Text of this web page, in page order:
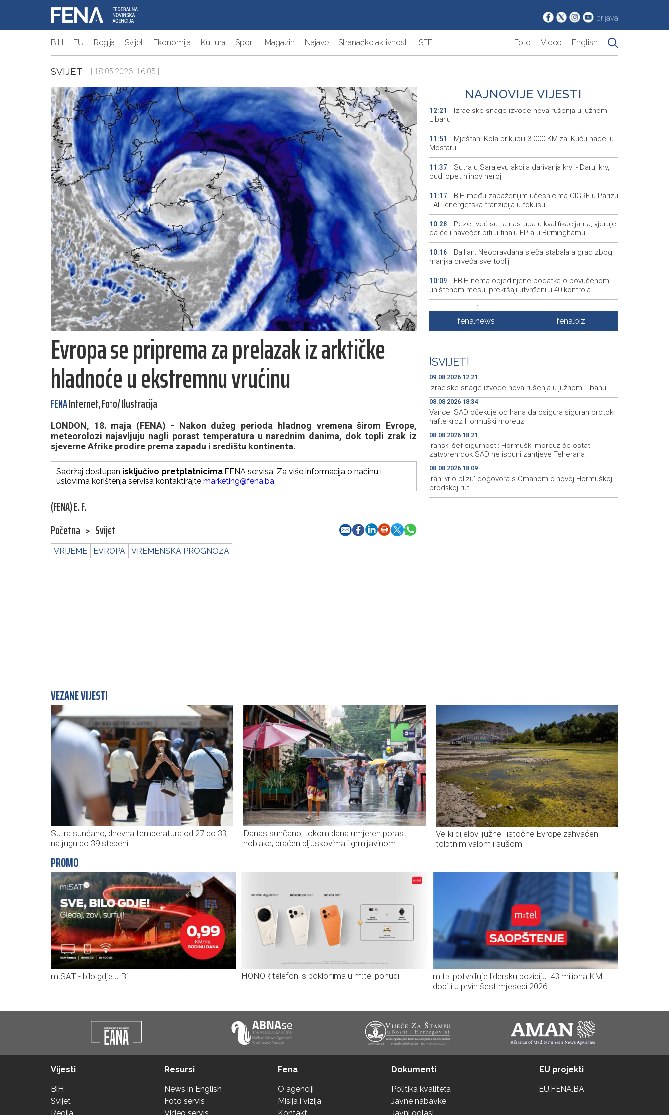
prijava
BiH EU Regija Svijet Ekonomija Kultura Sport Magazin Najave Stranačke aktivnosti SFF Foto Video English
SVIJET | 18.05.2026. 16:05 |
Evropa se priprema za prelazak iz arktičke
hladnoće u ekstremnu vrućinu
FENAInternet, Foto/ Ilustracija
LONDON, 18. maja (FENA) - Nakon dužeg perioda hladnog vremena širom Evrope,
meteorolozi najavljuju nagli porast temperatura u narednim danima, dok topli zrak iz
sjeverne Afrike prodire prema zapadu i središtu kontinenta.
Sadržaj dostupan isključivo pretplatnicima FENA servisa. Za više informacija o načinu i
uslovima korištenja servisa kontaktirajte marketing@fena.ba.
(FENA) E. F.
Početna > Svijet
VRIJEME EVROPA VREMENSKA PROGNOZA
NAJNOVIJE VIJESTI
12:21
Izraelske snage izvode nova rušenja u južnom
Libanu
11:51
Mještani Kola prikupili 3.000 KM za 'Kuću nade' u
Mostaru
11:37
Sutra u Sarajevu akcija darivanja krvi - Daruj krv,
budi opet njihov heroj
11:17
BiH među zapaženijim učesnicima CIGRE u Parizu
- AI i energetska tranzicija u fokusu
10:28
Pezer već sutra nastupa u kvalifikacijama, vjeruje
da će i navečer biti u finalu EP-a u Birminghamu
10:16
Ballian: Neopravdana sječa stabala a grad zbog
manjka drveća sve topliji
10:09
FBiH nema objedinjene podatke o povučenom i
uništenom mesu, prekršaji utvrđeni u 40 kontrola
Marija Šerifović pred više hiljada posjetitelja na
Piroti zatvorila 'Dane dijaspore 2026' u Travniku
09:27
U jami 'Raspotočje' petu noć prenoćilo devet
zeničkih rudara
fena.news fena.biz
SVIJET
09.08.2026 12:21
Izraelske snage izvode nova rušenja u južnom Libanu
08.08.2026 18:34
Vance: SAD očekuje od Irana da osigura siguran protok
nafte kroz Hormuški moreuz
08.08.2026 18:21
Iranski šef sigurnosti: Hormuški moreuz će ostati
zatvoren dok SAD ne ispuni zahtjeve Teherana
08.08.2026 18:09
Iran 'vrlo blizu' dogovora s Omanom o novoj Hormuškoj
brodskoj ruti
VEZANE VIJESTI
Sutra sunčano, dnevna temperatura od 27 do 33,
na jugu do 39 stepeni
Danas sunčano, tokom dana umjeren porast
noblake, praćen pljuskovima i grmljavinom
Veliki dijelovi južne i istočne Evrope zahvaćeni
tolotnim valom i sušom
PROMO
m:SAT - bilo gdje u BiH HONOR telefoni s poklonima u m:tel ponudi
m:tel potvrđuje lidersku poziciju: 43 miliona KM
dobiti u prvih šest mjeseci 2026.
Vijesti
BiH
Svijet
Regija
Resursi
News in English
Foto servis
Video servis
Fena
O agenciji
Misija i vizija
Kontakt
Dokumenti
Politika kvaliteta
Javne nabavke
Javni oglasi
EU projekti
EU.FENA.BA